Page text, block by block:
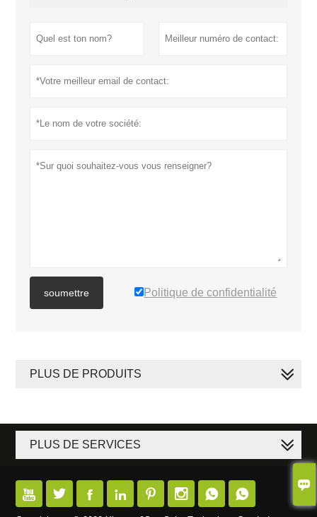

soumettre Politique de confidentialité
PLUS DE PRODUITS
PLUS DE SERVICES
       